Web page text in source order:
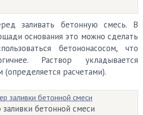
заливать бетонную смесь. В
основания это можно сделать
бетононасосом, что
Раствор укладывается
расчетами).
бетонной смеси